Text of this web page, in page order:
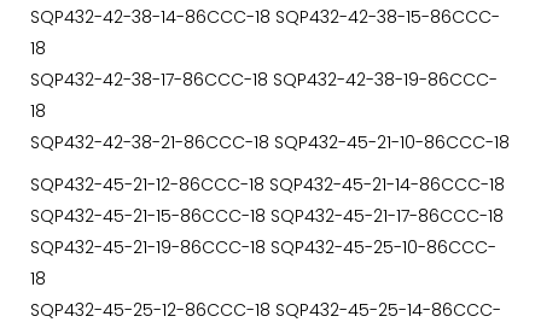
SQP432-42-38-14-86CCC-18 SQP432-42-38-15-86CCC-
18
SQP432-42-38-17-86CCC-18 SQP432-42-38-19-86CCC-
18
SQP432-42-38-21-86CCC-18 SQP432-45-21-10-86CCC-18
SQP432-45-21-12-86CCC-18 SQP432-45-21-14-86CCC-18
SQP432-45-21-15-86CCC-18 SQP432-45-21-17-86CCC-18
SQP432-45-21-19-86CCC-18 SQP432-45-25-10-86CCC-
18
SQP432-45-25-12-86CCC-18 SQP432-45-25-14-86CCC-